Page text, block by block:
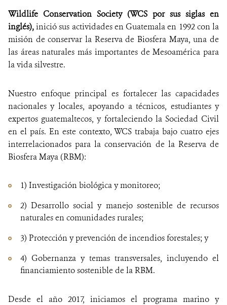
Wildlife Conservation Society (WCS por sus siglas en
inglés),inició sus actividades en Guatemala en 1992 con la
misión de conservar la Reserva de Biosfera Maya, una de
las áreas naturales más importantes de Mesoamérica para
la vida silvestre.
Nuestro enfoque principal es fortalecer las capacidades
nacionales y locales, apoyando a técnicos, estudiantes y
expertos guatemaltecos, y fortaleciendo la Sociedad Civil
en el país. En este contexto, WCS trabaja bajo cuatro ejes
interrelacionados para la conservación de la Reserva de
Biosfera Maya (RBM):
1) Investigación biológica y monitoreo;
2) Desarrollo social y manejo sostenible de recursos
naturales en comunidades rurales;
3) Protección y prevención de incendios forestales; y
4) Gobernanza y temas transversales, incluyendo el
financiamiento sostenible de la RBM.
Desde el año 2017, iniciamos el programa marino y